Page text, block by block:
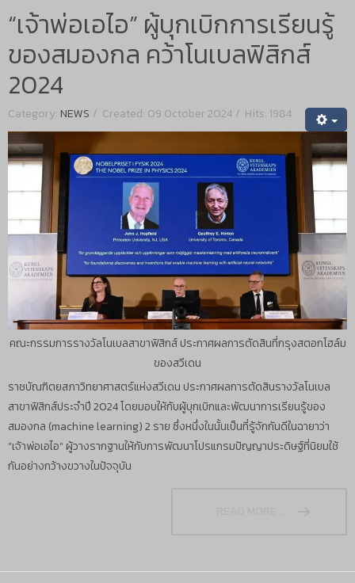
“เจ้าพ่อเอไอ” ผู้บุกเบิกการเรียนรู้
ของสมองกล คว้าโนเบลฟิสิกส์
2024
Category: NEWS Created: 09 October 2024 Hits: 1984
คณะกรรมการรางวัลโนเบลสาขาฟิสิกส์ ประกาศผลการตัดสินที่กรุงสตอกโฮล์ม
ของสวีเดน
ราชบัณฑิตยสภาวิทยาศาสตร์แห่งสวีเดน ประกาศผลการตัดสินรางวัลโนเบล
สาขาฟิสิกส์ประจำปี 2024 โดยมอบให้กับผู้บุกเบิกและพัฒนาการเรียนรู้ของ
สมองกล (machine learning) 2 ราย ซึ่งหนึ่งในนั้นเป็นที่รู้จักกันดีในฉายาว่า
“เจ้าพ่อเอไอ” ผู้วางรากฐานให้กับการพัฒนาโปรแกรมปัญญาประดิษฐ์ที่นิยมใช้
กันอย่างกว้างขวางในปัจจุบัน